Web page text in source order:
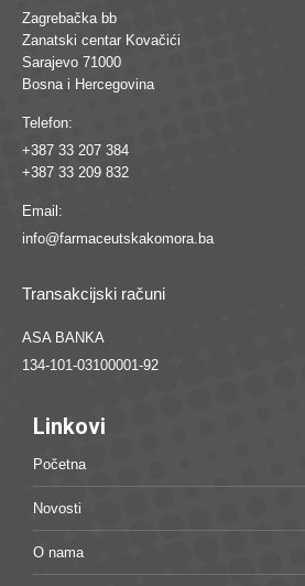
Zagrebačka bb
Zanatski centar Kovačići
Sarajevo 71000
Bosna i Hercegovina
Telefon:
+387 33 207 384
+387 33 209 832
Email:
info@farmaceutskakomora.ba
Transakcijski računi
ASA BANKA
134-101-03100001-92
Linkovi
Početna
Novosti
O nama